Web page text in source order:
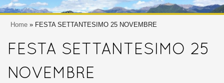
Home » FESTA SETTANTESIMO 25 NOVEMBRE
FESTA SETTANTESIMO 25
NOVEMBRE